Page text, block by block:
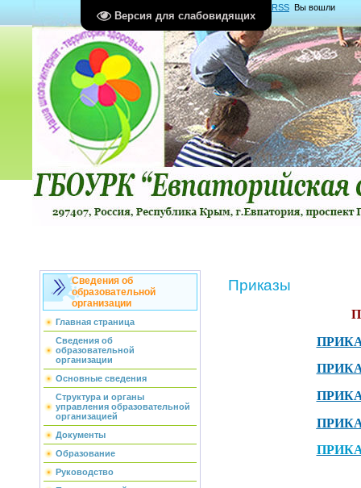
Версия для слабовидящих
RSS Вы вошли
какГость Группа "Гости"
Сведения об
образовательной
организации
Главная страница
Сведения об
образовательной
организации
Основные сведения
Структура и органы
управления образовательной
организацией
Документы
Образование
Руководство
Приказы